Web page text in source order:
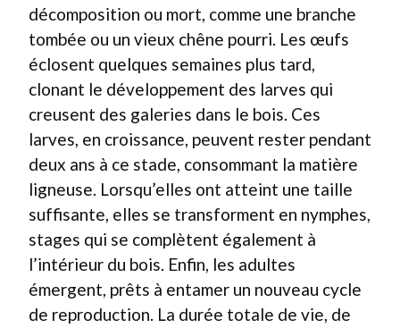
décomposition ou mort, comme une branche
tombée ou un vieux chêne pourri. Les œufs
éclosent quelques semaines plus tard,
clonant le développement des larves qui
creusent des galeries dans le bois. Ces
larves, en croissance, peuvent rester pendant
deux ans à ce stade, consommant la matière
ligneuse. Lorsqu’elles ont atteint une taille
suffisante, elles se transforment en nymphes,
stages qui se complètent également à
l’intérieur du bois. Enfin, les adultes
émergent, prêts à entamer un nouveau cycle
de reproduction. La durée totale de vie, de